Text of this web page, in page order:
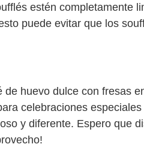
estén completamente
puede evitar que los
huevo dulce con fresas
celebraciones
y diferente. Espero que